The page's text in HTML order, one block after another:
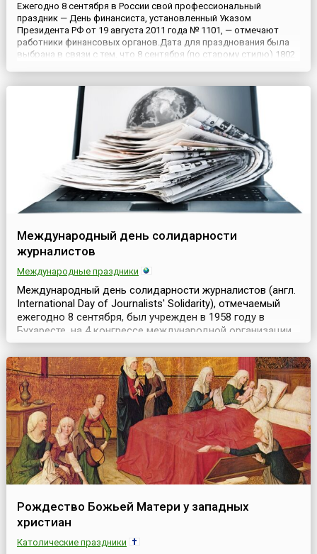
Ежегодно 8 сентября в России свой профессиональный
праздник — День финансиста, установленный Указом
Президента РФ от 19 августа 2011 года № 1101, — отмечают
работники финансовых органов.Дата для празднования была
выбрана в связи с тем, что 8 сентября (по старому стилю) 1802
министром финансо...
Международный день солидарности
журналистов
Международные праздники
Международный день солидарности журналистов (англ.
International Day of Journalists' Solidarity), отмечаемый
ежегодно 8 сентября, был учрежден в 1958 году в
Бухаресте, на 4 конгрессе международной организации
журналистов. По замыслу депутатов конгресса, в этот
день журналисты всех стран и изданий должны
демонстрировать миру свою сплоченность, особенно в
деле защиты своих прав.Основанием для вы...
Рождество Божьей Матери у западных
христиан
Католические праздники